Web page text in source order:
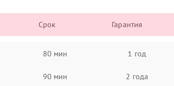
Срок Гарантия
80 мин 1 год
90 мин 2 года